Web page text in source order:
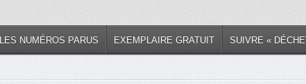
LES NUMÉROS PARUS EXEMPLAIRE GRATUIT SUIVRE «